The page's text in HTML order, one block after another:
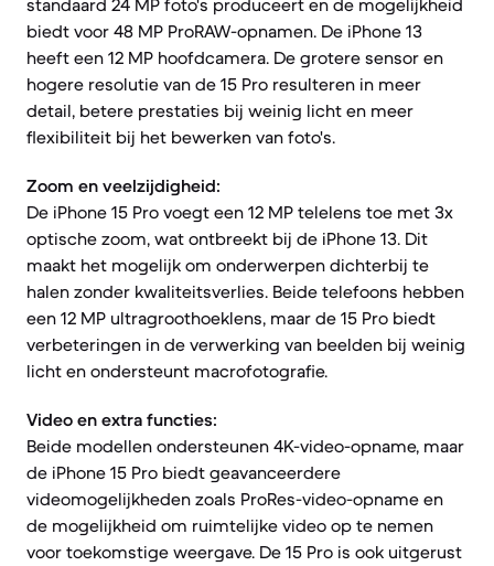
standaard 24 MP foto's produceert en de mogelijkheid
biedt voor 48 MP ProRAW-opnamen. De iPhone 13
heeft een 12 MP hoofdcamera. De grotere sensor en
hogere resolutie van de 15 Pro resulteren in meer
detail, betere prestaties bij weinig licht en meer
flexibiliteit bij het bewerken van foto's.
Zoom en veelzijdigheid:
De iPhone 15 Pro voegt een 12 MP telelens toe met 3x
optische zoom, wat ontbreekt bij de iPhone 13. Dit
maakt het mogelijk om onderwerpen dichterbij te
halen zonder kwaliteitsverlies. Beide telefoons hebben
een 12 MP ultragroothoeklens, maar de 15 Pro biedt
verbeteringen in de verwerking van beelden bij weinig
licht en ondersteunt macrofotografie.
Video en extra functies:
Beide modellen ondersteunen 4K-video-opname, maar
de iPhone 15 Pro biedt geavanceerdere
videomogelijkheden zoals ProRes-video-opname en
de mogelijkheid om ruimtelijke video op te nemen
voor toekomstige weergave. De 15 Pro is ook uitgerust